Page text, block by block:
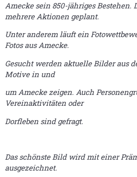
Amecke sein 850-jähriges Bestehen.
mehrere Aktionen geplant.
Unter anderem läuft ein
Fotos aus Amecke.
Gesucht werden aktuelle Bilder aus
Motive in und
um Amecke zeigen. Auch
Vereinaktivitäten oder
Dorfleben sind gefragt.
Das schönste Bild wird mit einer
ausgezeichnet.